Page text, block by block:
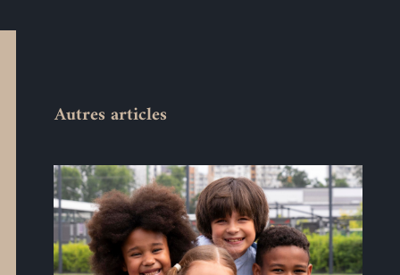
Autres articles